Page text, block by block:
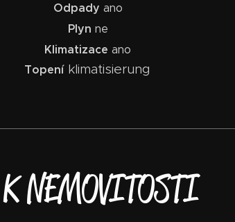
Odpady ano
Plyn ne
Klimatizace ano
Topeníklimatisierung
NEMOVITOSTI